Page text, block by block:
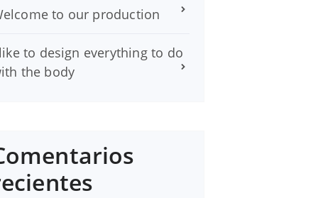
to our production
to design everything to do
the body